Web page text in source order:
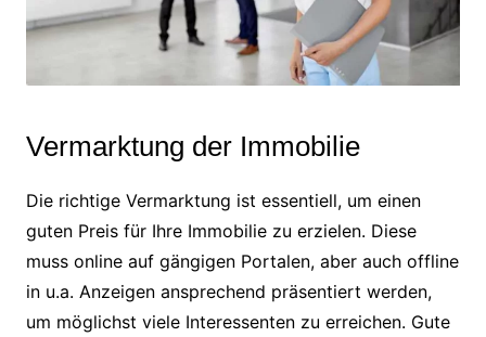
Vermarktung der Immobilie
Die richtige Vermarktung ist essentiell, um einen
guten Preis für Ihre Immobilie zu erzielen. Diese
muss online auf gängigen Portalen, aber auch offline
in u.a. Anzeigen ansprechend präsentiert werden,
um möglichst viele Interessenten zu erreichen. Gute